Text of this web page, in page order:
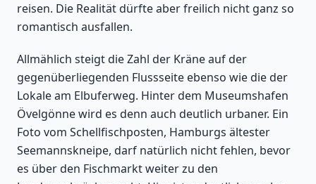
reisen. Die Realität dürfte aber freilich nicht ganz so
romantisch ausfallen.
Allmählich steigt die Zahl der Kräne auf der
gegenüberliegenden Flussseite ebenso wie die der
Lokale am Elbuferweg. Hinter dem Museumshafen
Övelgönne wird es denn auch deutlich urbaner. Ein
Foto vom Schellfischposten, Hamburgs ältester
Seemannskneipe, darf natürlich nicht fehlen, bevor
es über den Fischmarkt weiter zu den